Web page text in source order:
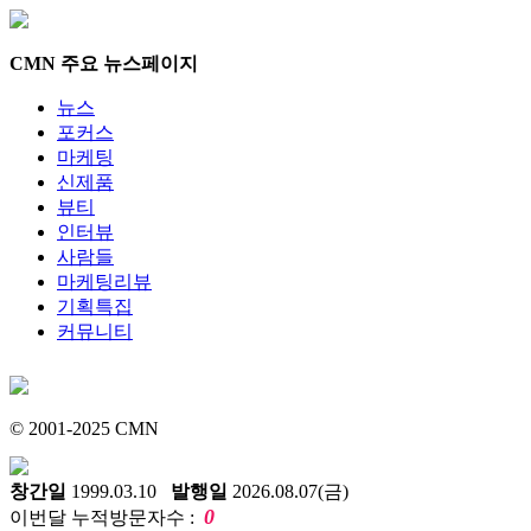
CMN 주요 뉴스페이지
뉴스
포커스
마케팅
신제품
뷰티
인터뷰
사람들
마케팅리뷰
기획특집
커뮤니티
© 2001-2025 CMN
창간일 1999.03.10 발행일 2026.08.07(금)
이번달 누적방문자수 : 0